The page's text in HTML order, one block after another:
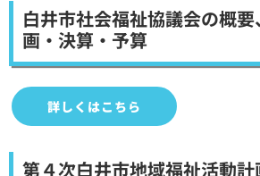
白井市社会福祉協議会の概
画・決算・予算
詳しくはこちら
第４次白井市地域福祉活動計